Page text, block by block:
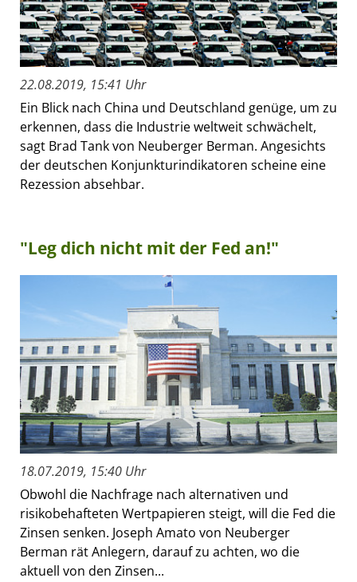
22.08.2019, 15:41 Uhr
Ein Blick nach China und Deutschland genüge, um zu
erkennen, dass die Industrie weltweit schwächelt,
sagt Brad Tank von Neuberger Berman. Angesichts
der deutschen Konjunkturindikatoren scheine eine
Rezession absehbar.
"Leg dich nicht mit der Fed an!"
18.07.2019, 15:40 Uhr
Obwohl die Nachfrage nach alternativen und
risikobehafteten Wertpapieren steigt, will die Fed die
Zinsen senken. Joseph Amato von Neuberger
Berman rät Anlegern, darauf zu achten, wo die
aktuell von den Zinsen...